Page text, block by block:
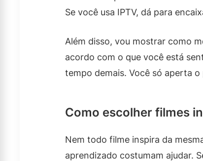
Se você usa IPTV, dá para
Além disso, vou mostrar como
acordo com o que você está
tempo demais. Você só aperta o
Como escolher filmes
Nem todo filme inspira da
aprendizado costumam ajudar.